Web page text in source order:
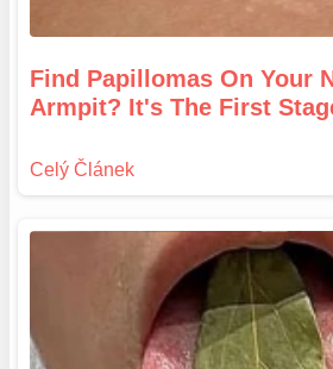
Find Papillomas On Your
Armpit? It's The First